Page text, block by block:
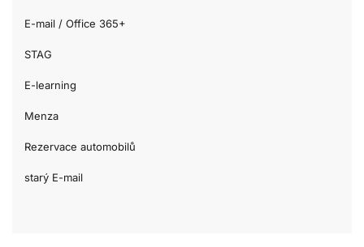
E-mail / Office 365+
STAG
E-learning
Menza
Rezervace automobilů
starý E-mail